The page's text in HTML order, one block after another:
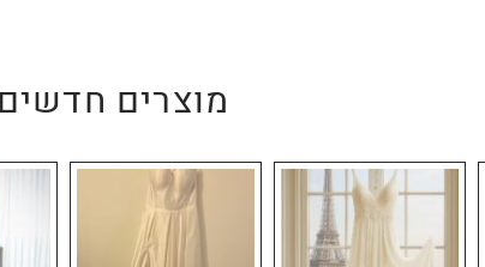
מוצרים